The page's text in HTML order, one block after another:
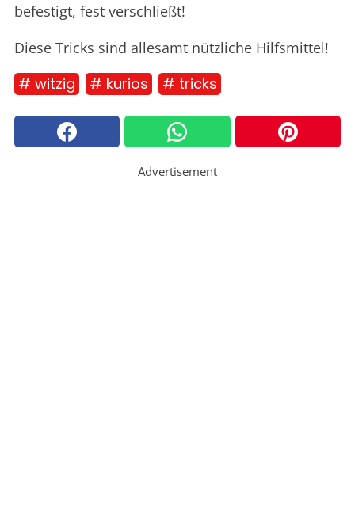
befestigt, fest verschließt!
Diese Tricks sind allesamt nützliche Hilfsmittel!
# witzig # kurios # tricks
Advertisement